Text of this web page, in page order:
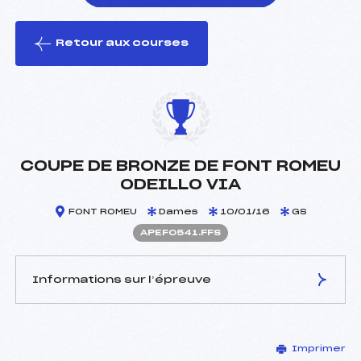
le ski
Retour aux courses
COUPE DE BRONZE DE FONT ROMEU
ODEILLO VIA
FONT ROMEU Dames 10/01/16 GS
APEF0541.FFS
Informations sur l’épreuve
MAUREL DENIS (PE)
Imprimer